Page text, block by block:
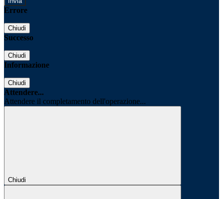
Errore
Chiudi
Successo
Chiudi
Informazione
Chiudi
Attendere...
Attendere il completamento dell'operazione...
Chiudi